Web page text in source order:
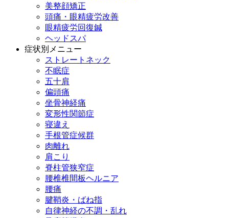
美整顔矯正
頭痛・眼精疲労改善
眼精疲労回復鍼
ヘッドスパ
症状別メニュー
ストレートネック
不眠症
五十肩
偏頭痛
坐骨神経痛
変形性関節症
寝違え
手根管症候群
肉離れ
肩こり
脊柱管狭窄症
腰椎椎間板ヘルニア
腰痛
腱鞘炎・ばね指
自律神経の不調・乱れ